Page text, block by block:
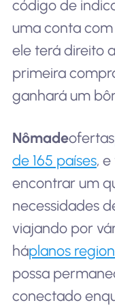
código de
uma conta
ele terá direito
primeira
ganhará um
Nômadeofertas
de 165 países,
encontrar um
necessidades
viajando por
háplanos
possa
conectado